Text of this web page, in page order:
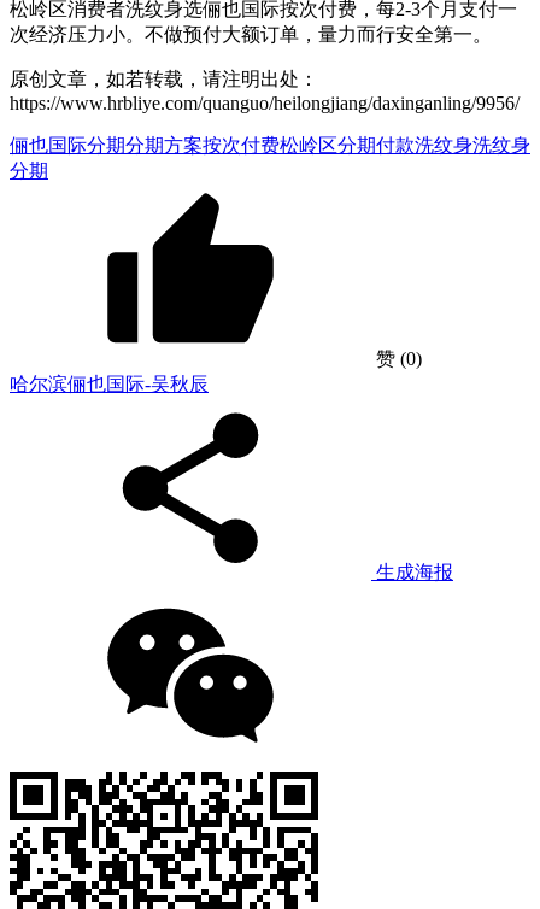
松岭区消费者洗纹身选俪也国际按次付费，每2-3个月支付一
次经济压力小。不做预付大额订单，量力而行安全第一。
原创文章，如若转载，请注明出处：
https://www.hrbliye.com/quanguo/heilongjiang/daxinganling/9956/
俪也国际分期分期方案按次付费松岭区分期付款洗纹身洗纹身
分期
赞 (0)
哈尔滨俪也国际-吴秋辰
生成海报